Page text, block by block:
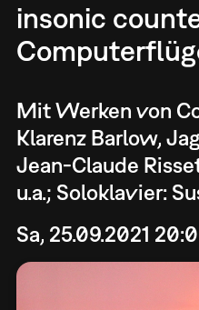
insonic
Mit Werken von
Klarenz Barlow,
Jean-Claude
u.a.; Soloklavier:
Sa, 25.09.2021